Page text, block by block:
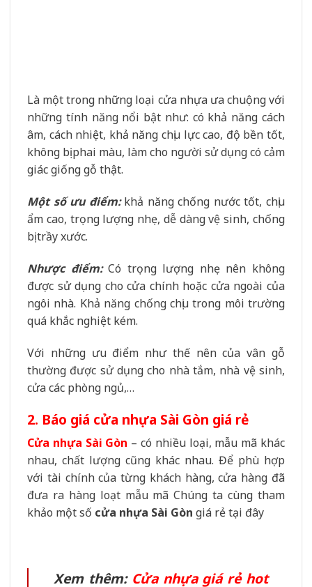
Là một trong những loại cửa nhựa ưa chuộng với
những tính năng nổi bật như: có khả năng cách
âm, cách nhiệt, khả năng chịu lực cao, độ bền tốt,
không bị phai màu, làm cho người sử dụng có cảm
giác giống gỗ thật.
Một số ưu điểm:khả năng chống nước tốt, chịu
ẩm cao, trọng lượng nhẹ, dễ dàng vệ sinh, chống
bị trầy xước.
Nhược điểm:Có trọng lượng nhẹ nên không
được sử dụng cho cửa chính hoặc cửa ngoài của
ngôi nhà. Khả năng chống chịu trong môi trường
quá khắc nghiệt kém.
Với những ưu điểm như thế nên của vân gỗ
thường được sử dụng cho nhà tắm, nhà vệ sinh,
cửa các phòng ngủ,…
2. Báo giá cửa nhựa Sài Gòn giá rẻ
Cửa nhựa Sài Gòn – có nhiều loại, mẫu mã khác
nhau, chất lượng cũng khác nhau. Để phù hợp
với tài chính của từng khách hàng, cửa hàng đã
đưa ra hàng loạt mẫu mã Chúng ta cùng tham
khảo một số cửa nhựa Sài Gòn giá rẻ tại đây
Xem thêm: Cửa nhựa giá rẻ hot